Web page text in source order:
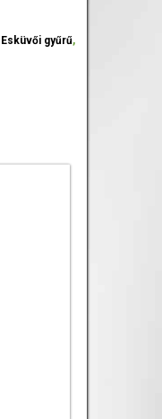
Esküvői gyűrű,